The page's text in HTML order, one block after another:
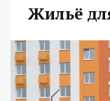
Жильё